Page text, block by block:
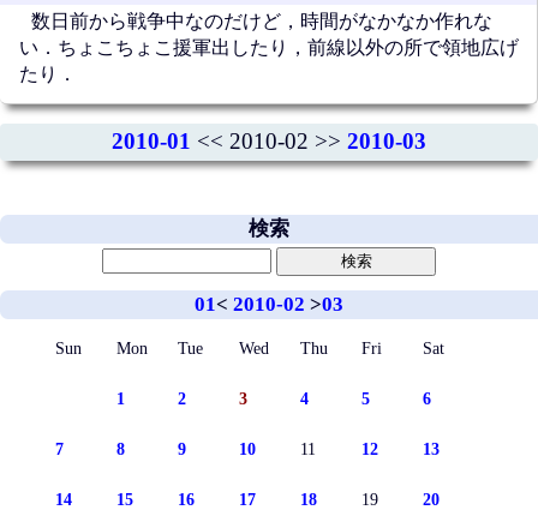
数日前から戦争中なのだけど，時間がなかなか作れな
い．ちょこちょこ援軍出したり，前線以外の所で領地広げ
たり．
2010-01 << 2010-02 >> 2010-03
検索
01< 2010-02 >03
Sun Mon Tue Wed Thu Fri Sat
1 2 3 4 5 6
7 8 9 10 11 12 13
14 15 16 17 18 19 20